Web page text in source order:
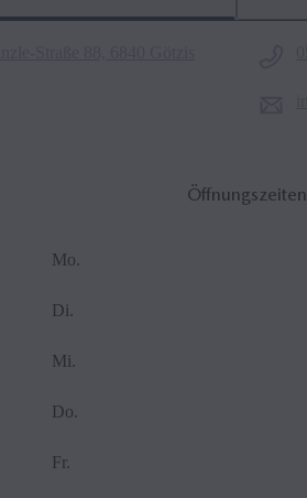
Öffnungszeiten
Mo.
Di.
Mi.
Do.
Fr.